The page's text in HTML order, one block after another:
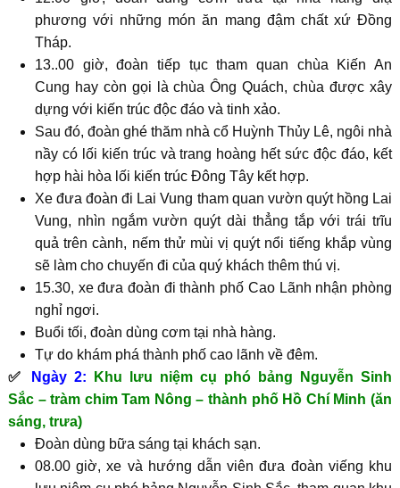
phương với những món ăn mang đậm chất xứ Đồng
Tháp.
13..00 giờ, đoàn tiếp tục tham quan chùa Kiến An
Cung hay còn gọi là chùa Ông Quách, chùa được xây
dựng với kiến trúc độc đáo và tinh xảo.
Sau đó, đoàn ghé thăm nhà cổ Huỳnh Thủy Lê, ngôi nhà
nầy có lối kiến trúc và trang hoàng hết sức độc đáo, kết
hợp hài hòa lối kiến trúc Đông Tây kết hợp.
Xe đưa đoàn đi Lai Vung tham quan vườn quýt hồng Lai
Vung, nhìn ngắm vườn quýt dài thẳng tắp với trái trĩu
quả trên cành, nếm thử mùi vị quýt nổi tiếng khắp vùng
sẽ làm cho chuyến đi của quý khách thêm thú vị.
15.30, xe đưa đoàn đi thành phố Cao Lãnh nhận phòng
nghỉ ngơi.
Buổi tối, đoàn dùng cơm tại nhà hàng.
Tự do khám phá thành phố cao lãnh về đêm.
✅
Ngày 2:
Khu lưu niệm cụ phó bảng Nguyễn Sinh
Sắc – tràm chim Tam Nông – thành phố Hồ Chí Minh (ăn
sáng, trưa)
Đoàn dùng bữa sáng tại khách sạn.
08.00 giờ, xe và hướng dẫn viên đưa đoàn viếng khu